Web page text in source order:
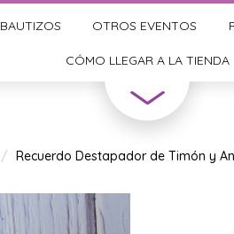
BAUTIZOS OTROS EVENTOS
CÓMO LLEGAR A LA TIENDA
Recuerdo Destapador de Timón y